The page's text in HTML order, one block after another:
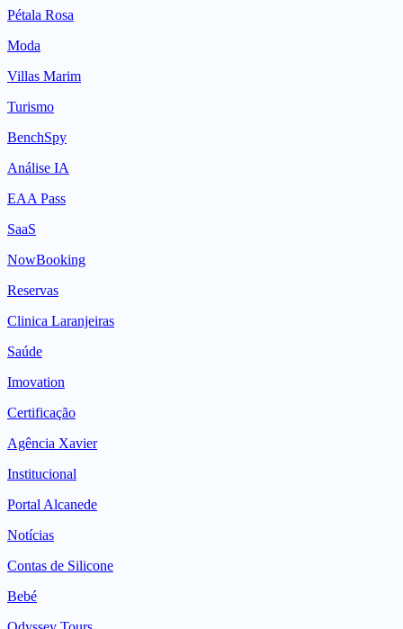
Pétala Rosa
Moda
Villas Marim
Turismo
BenchSpy
Análise IA
EAA Pass
SaaS
NowBooking
Reservas
Clinica Laranjeiras
Saúde
Imovation
Certificação
Agência Xavier
Institucional
Portal Alcanede
Notícias
Contas de Silicone
Bebé